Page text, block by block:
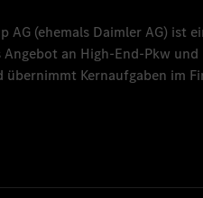
AG (ehemals Daimler AG) ist
an High-End-Pkw
übernimmt Kernaufgaben im